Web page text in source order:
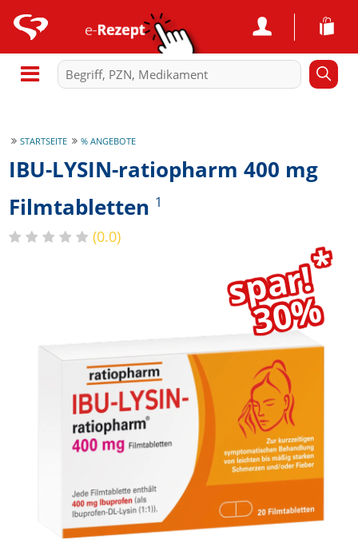
STARTSEITE % ANGEBOTE
IBU-LYSIN-ratiopharm 400 mg
Filmtabletten 1
(0.0)
spar!*
30%